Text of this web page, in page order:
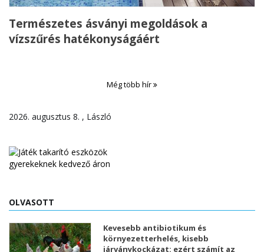
Természetes ásványi megoldások a
vízszűrés hatékonyságáért
Még több hír
2026. augusztus 8. , László
OLVASOTT
Kevesebb antibiotikum és
környezetterhelés, kisebb
járványkockázat: ezért számít az